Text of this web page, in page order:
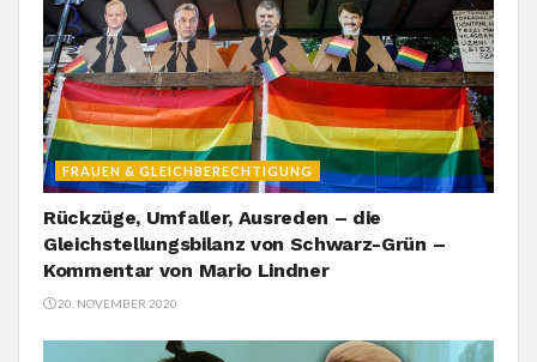
FRAUEN & GLEICHBERECHTIGUNG
Rückzüge, Umfaller, Ausreden – die
Gleichstellungsbilanz von Schwarz-Grün –
Kommentar von Mario Lindner
20. NOVEMBER 2020